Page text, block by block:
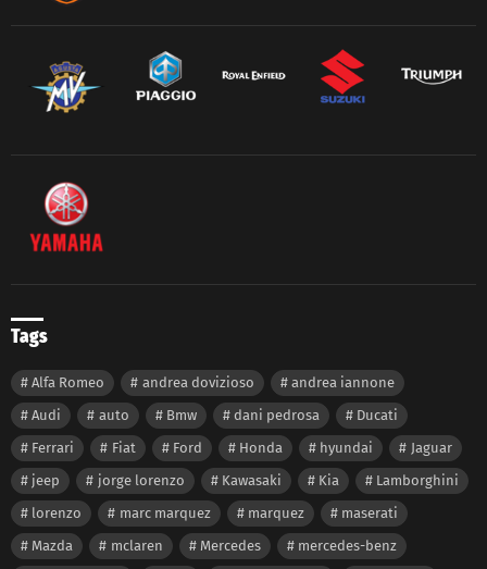
Tags
Alfa Romeo andrea dovizioso
andrea iannone
Audi
auto Bmw dani pedrosa
Ducati
Ferrari
Fiat Ford Honda hyundai
Jaguar
jeep
jorge lorenzo Kawasaki Kia
Lamborghini
lorenzo
marc marquez marquez
maserati
Mazda
mclaren Mercedes
mercedes-benz